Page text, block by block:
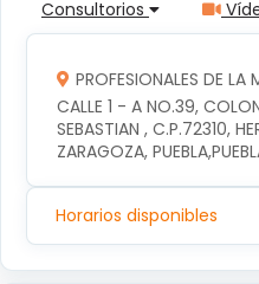
Consultorios
PROFESIONALES DE LA
CALLE 1 - A NO.39,
SEBASTIAN , C.P.72310,
ZARAGOZA,
Horarios disponibles